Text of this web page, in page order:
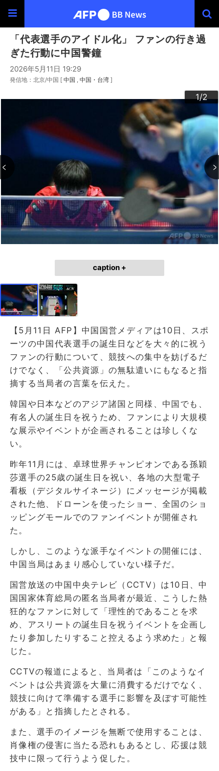
「代表選手のアイドル化」 ファンの行き過
ぎた行動に中国警鐘
2026年5月11日 19:29
発信地：北京/中国 [ 中国 中国・台湾 ]
1/2
2/2
caption +
【5月11日 AFP】中国国営メディアは10日、スポ
ーツの中国代表選手の誕生日などを大々的に祝う
ファンの行動について、競技への集中を妨げるだ
けでなく、「公共資源」の無駄遣いにもなると指
摘する当局者の言葉を伝えた。
韓国や日本などのアジア諸国と同様、中国でも、
有名人の誕生日を祝うため、ファンにより大規模
な展示やイベントが企画されることは珍しくな
い。
昨年11月には、卓球世界チャンピオンである孫穎
莎選手の25歳の誕生日を祝い、各地の大型電子
看板（デジタルサイネージ）にメッセージが掲載
された他、ドローンを使ったショー、全国のショ
ッピングモールでのファンイベントが開催され
た。
しかし、このような派手なイベントの開催には、
中国当局はあまり感心していない様子だ。
国営放送の中国中央テレビ（CCTV）は10日、中
国国家体育総局の匿名当局者が最近、こうした熱
狂的なファンに対して「理性的であることを求
め、アスリートの誕生日を祝うイベントを企画し
たり参加したりすること控えるよう求めた」と報
じた。
CCTVの報道によると、当局者は「このようなイ
ベントは公共資源を大量に消費するだけでなく、
競技に向けて準備する選手に影響を及ぼす可能性
がある」と指摘したとされる。
また、選手のイメージを無断で使用することは、
肖像権の侵害に当たる恐れもあるとし、応援は競
技中に限って行うよう促した。